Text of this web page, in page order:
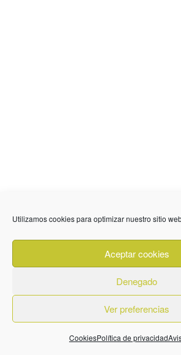
Utilizamos cookies para optimizar nuestro sitio
Aceptar cookies
Denegado
Ver preferencias
CookiesPolítica de privacidad